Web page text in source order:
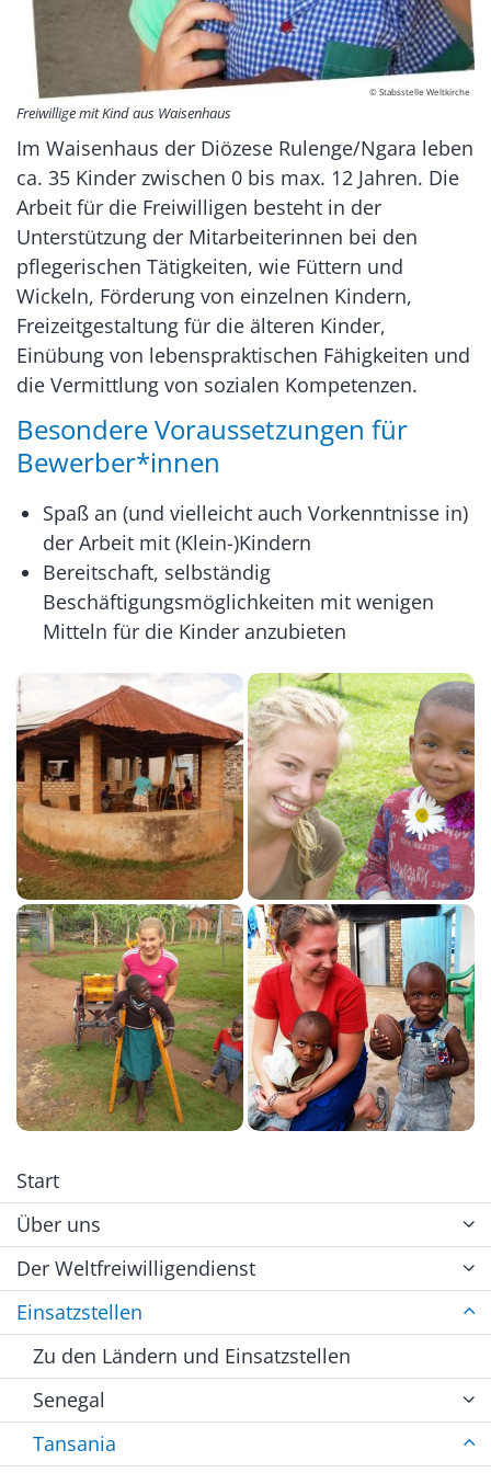
© Stabsstelle Weltkirche
Freiwillige mit Kind aus Waisenhaus
Im Waisenhaus der Diözese Rulenge/Ngara leben
ca. 35 Kinder zwischen 0 bis max. 12 Jahren. Die
Arbeit für die Freiwilligen besteht in der
Unterstützung der Mitarbeiterinnen bei den
pflegerischen Tätigkeiten, wie Füttern und
Wickeln, Förderung von einzelnen Kindern,
Freizeitgestaltung für die älteren Kinder,
Einübung von lebenspraktischen Fähigkeiten und
die Vermittlung von sozialen Kompetenzen.
Besondere Voraussetzungen für
Bewerber*innen
Spaß an (und vielleicht auch Vorkenntnisse in)
der Arbeit mit (Klein-)Kindern
Bereitschaft, selbständig
Beschäftigungsmöglichkeiten mit wenigen
Mitteln für die Kinder anzubieten
Start
Über uns
Der Weltfreiwilligendienst
Einsatzstellen
Zu den Ländern und Einsatzstellen
Senegal
Tansania